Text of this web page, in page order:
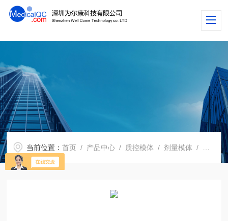
当前位置：首页 / 产品中心 / 质控模体 /剂量模体 / 荷兰Artinis CDMAM乳腺模体